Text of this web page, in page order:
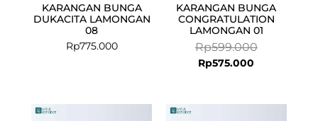
KARANGAN BUNGA
DUKACITA LAMONGAN
08
Rp775.000
KARANGAN BUNGA
CONGRATULATION
LAMONGAN 01
Rp599.000
Rp575.000